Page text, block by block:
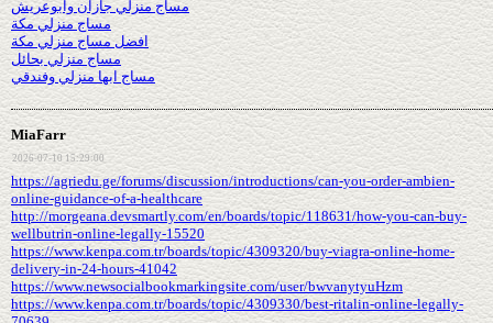
مساج منزلي جازان وابوعريش
مساج منزلي مكة
افضل مساج منزلي مكة
مساج منزلي بحائل
مساج ابها منزلي وفندقي
MiaFarr
2026-07-10 15:29:00
https://agriedu.ge/forums/discussion/introductions/can-you-order-ambien-
online-guidance-of-a-healthcare
http://morgeana.devsmartly.com/en/boards/topic/118631/how-you-can-buy-
wellbutrin-online-legally-15520
https://www.kenpa.com.tr/boards/topic/4309320/buy-viagra-online-home-
delivery-in-24-hours-41042
https://www.newsocialbookmarkingsite.com/user/bwvanytyuHzm
https://www.kenpa.com.tr/boards/topic/4309330/best-ritalin-online-legally-